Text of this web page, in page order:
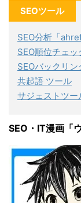
SEOツール
SEO分析「
SEO順位チェッ
SEOバックリン
共起語 ツール
サジェストツー
SEO・IT漫画「